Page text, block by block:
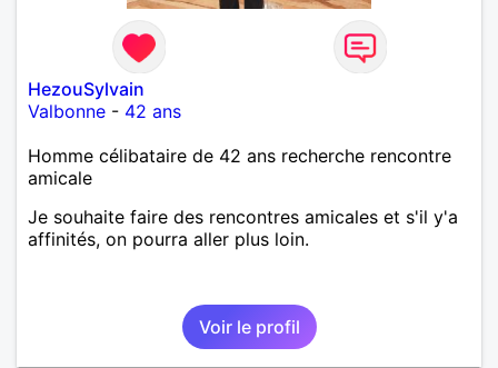
HezouSylvain
Valbonne - 42 ans
Homme célibataire de 42 ans recherche rencontre
amicale
Je souhaite faire des rencontres amicales et s'il y'a
affinités, on pourra aller plus loin.
Voir le profil